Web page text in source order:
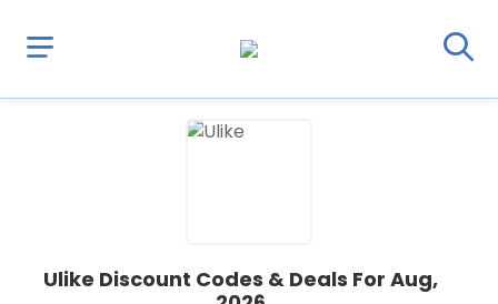
Ulike Discount Codes & Deals For Aug,